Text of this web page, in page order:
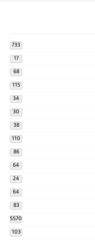
733
17
68
115
34
30
38
110
86
64
24
64
83
5570
103